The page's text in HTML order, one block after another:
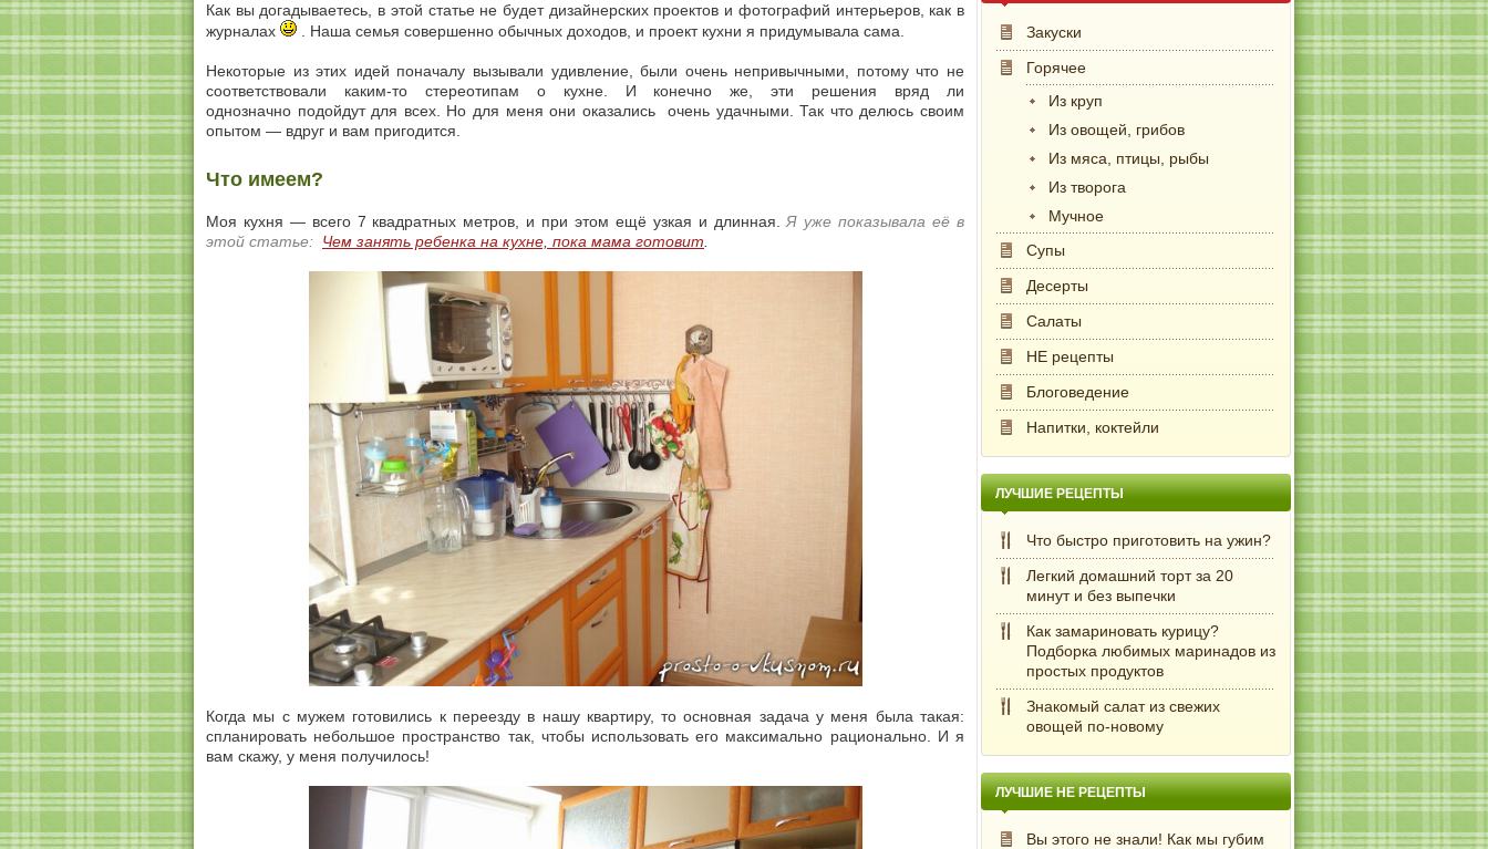
Как вы догадываетесь, в этой статье не будет дизайнерских проектов и фотографий интерьеров, как в
журналах
. Наша семья совершенно обычных доходов, и проект кухни я придумывала сама.
Некоторые из этих идей поначалу вызывали удивление, были очень непривычными, потому что не
соответствовали каким-то стереотипам о кухне. И конечно же, эти решения вряд ли
однозначно подойдут для всех. Но для меня они оказались очень удачными. Так что делюсь своим
опытом — вдруг и вам пригодится.
Что имеем?
Моя кухня — всего 7 квадратных метров, и при этом ещё узкая и длинная.Я уже показывалаеёв
этой статье:
Чем занять ребенка на кухне, пока мама готовит
Когда мы с мужем готовились к переезду в нашу квартиру, то основная задача у меня была такая:
спланировать небольшое пространство так, чтобы использовать его максимально рационально. И я
вам скажу, у меня получилось!
Закуски
Горячее
Из круп
Из овощей, грибов
Из мяса, птицы, рыбы
Из творога
Мучное
Супы
Десерты
Салаты
НЕ рецепты
Блоговедение
Напитки, коктейли
ЛУЧШИЕ РЕЦЕПТЫ
Что быстро приготовить на ужин?
Легкий домашний торт за 20
минут и без выпечки
Как замариновать курицу?
Подборка любимых маринадов из
простых продуктов
Знакомый салат из свежих
овощей по-новому
ЛУЧШИЕ НЕ РЕЦЕПТЫ
Вы этого не знали! Как мы губим